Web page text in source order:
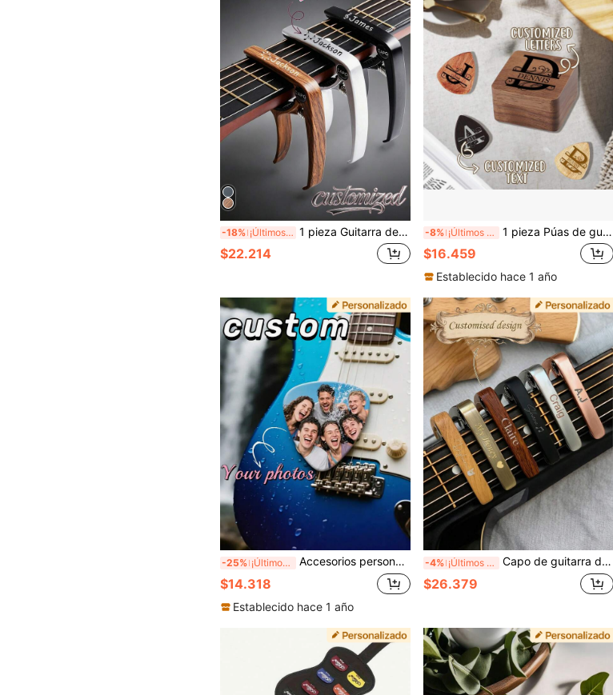
-18% ¡Últimos 3 días 1 pieza Guitarra de metal personalizada con grano de madera de Kapo, información personalizada, púa de guitarra tallada, regalo de cumpleaños, regalo del Día del Padre para guitarrista, regalo para novio, regalo para esposo, regalo de cumpleaños personalizado, imagen de guitarra, armónica, decoración de material de guitarra, resistente al agua e interesante, interesante, exquisito, de moda y único, personalizado, ella, familia, amigo, aniversario, cumpleaños, disfraz, sofá/cama dormitorio/sala de estar
$22.214
-8% ¡Últimos 3 días 1 pieza Púas de guitarra personalizadas, estuche de madera personalizado para púas de guitarra con grabado, organizador de púas de guitarra de madera, regalo musical para guitarrista y músico
$16.459
Establecido hace 1 año
-25% ¡Últimos 3 días Accesorios personalizados para instrumentos musicales, accesorios para instrumentos de música de juegos, púas de guitarra, accesorios para instrumentos personalizados, envía tus fotos, fotos de mascotas, fotos familiares, fotos de pareja, fotos de tus hijos, regalos ideales para amantes de la música, regalos especiales para grupos musicales, regalos ideales para bandas de gira. Púas de guitarra como regalos ideales para novios, padres, esposos.
$14.318
Establecido hace 1 año
-4% ¡Últimos 2 días Capo de guitarra de metal personalizado grabado con nombre - Regalo para padre para él - Regalo musical para él Capo personalizado con grano de madera
$26.379